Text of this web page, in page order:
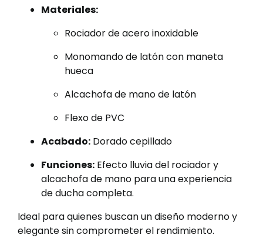
Materiales:
Rociador de acero inoxidable
Monomando de latón con maneta
hueca
Alcachofa de mano de latón
Flexo de PVC
Acabado: Dorado cepillado
Funciones: Efecto lluvia del rociador y
alcachofa de mano para una experiencia
de ducha completa.
Ideal para quienes buscan un diseño moderno y
elegante sin comprometer el rendimiento.